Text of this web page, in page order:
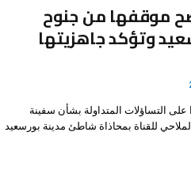
موقفها من جنوح
وتؤكد جاهزيتها
التساؤلات المتداولة بشأن سفينة
للقناة بمحاذاة شاطئ مدينة بورسعيد